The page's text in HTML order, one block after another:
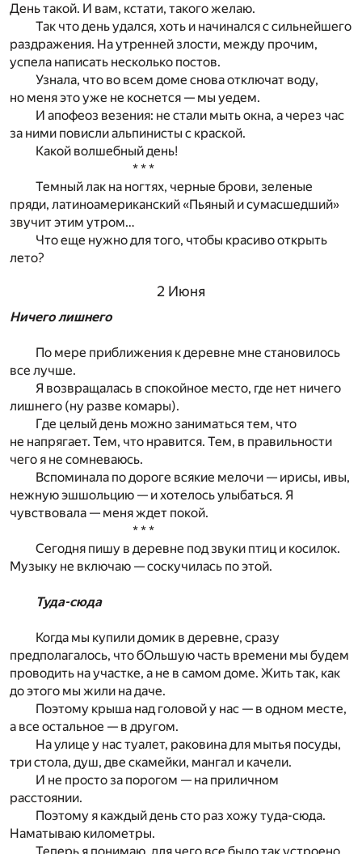
День такой. И вам, кстати, такого желаю.
Так что день удался, хоть и начинался с сильнейшего
раздражения. На утренней злости, между прочим,
успела написать несколько постов.
Узнала, что во всем доме снова отключат воду,
но меня это уже не коснется — мы уедем.
И апофеоз везения: не стали мыть окна, а через час
за ними повисли альпинисты с краской.
Какой волшебный день!
* * *
Темный лак на ногтях, черные брови, зеленые
пряди, латиноамериканский «Пьяный и сумасшедший»
звучит этим утром…
Что еще нужно для того, чтобы красиво открыть
лето?
2 Июня
Ничего лишнего
По мере приближения к деревне мне становилось
все лучше.
Я возвращалась в спокойное место, где нет ничего
лишнего (ну разве комары).
Где целый день можно заниматься тем, что
не напрягает. Тем, что нравится. Тем, в правильности
чего я не сомневаюсь.
Вспоминала по дороге всякие мелочи — ирисы, ивы,
нежную эшшольцию — и хотелось улыбаться. Я
чувствовала — меня ждет покой.
* * *
Сегодня пишу в деревне под звуки птиц и косилок.
Музыку не включаю — соскучилась по этой.
Туда-сюда
Когда мы купили домик в деревне, сразу
предполагалось, что бОльшую часть времени мы будем
проводить на участке, а не в самом доме. Жить так, как
до этого мы жили на даче.
Поэтому крыша над головой у нас — в одном месте,
а все остальное — в другом.
На улице у нас туалет, раковина для мытья посуды,
три стола, душ, две скамейки, мангал и качели.
И не просто за порогом — на приличном
расстоянии.
Поэтому я каждый день сто раз хожу туда-сюда.
Наматываю километры.
Теперь я понимаю, для чего все было так устроено.